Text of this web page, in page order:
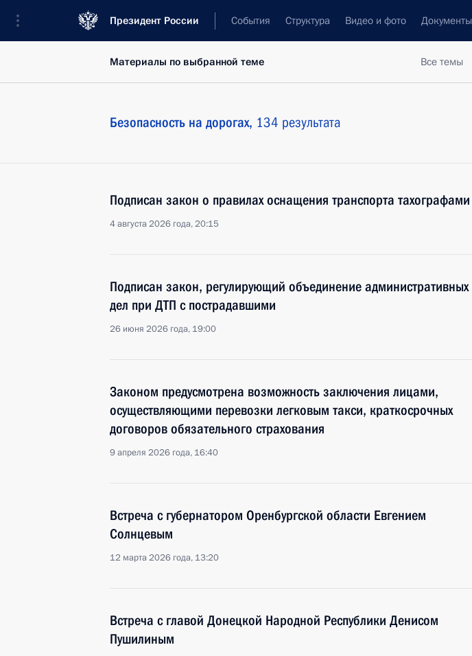
Президент России События Структура Видео и фото Документы
Все темы
Материалы по выбранной теме
Безопасность на дорогах, 134 результата
Подписан закон о правилах оснащения транспорта тахографами
4 августа 2026 года, 20:15
Подписан закон, регулирующий объединение административных
дел при ДТП с пострадавшими
26 июня 2026 года, 19:00
Законом предусмотрена возможность заключения лицами,
осуществляющими перевозки легковым такси, краткосрочных
договоров обязательного страхования
9 апреля 2026 года, 16:40
Встреча с губернатором Оренбургской области Евгением
Солнцевым
12 марта 2026 года, 13:20
Встреча с главой Донецкой Народной Республики Денисом
Пушилиным